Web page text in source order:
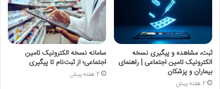
ثبت، مشاهده و پیگیری نسخه
الکترونیک تامین اجتماعی | راهنمای
بیماران و پزشکان
2 هفته پیش
سامانه نسخه الکترونیک تامین
اجتماعی؛ از ثبت‌نام تا پیگیری
2 هفته پیش